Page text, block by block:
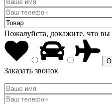
Пожалуйста, докажите, что вы
Заказать звонок